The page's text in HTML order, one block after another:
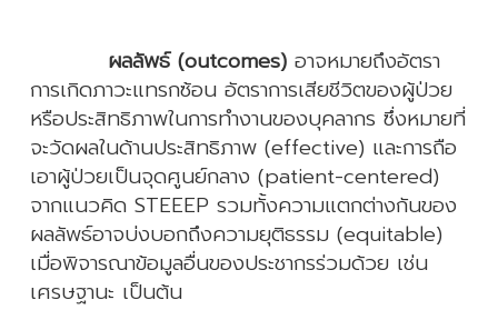
ผลลัพธ์ (outcomes) อาจหมายถึงอัตรา
การเกิดภาวะแทรกซ้อน อัตราการเสียชีวิตของผู้ป่วย
หรือประสิทธิภาพในการทำงานของบุคลากร ซึ่งหมายที่
จะวัดผลในด้านประสิทธิภาพ (effective) และการถือ
เอาผู้ป่วยเป็นจุดศูนย์กลาง (patient-centered)
จากแนวคิด STEEEP รวมทั้งความแตกต่างกันของ
ผลลัพธ์อาจบ่งบอกถึงความยุติธรรม (equitable)
เมื่อพิจารณาข้อมูลอื่นของประชากรร่วมด้วย เช่น
เศรษฐานะ เป็นต้น